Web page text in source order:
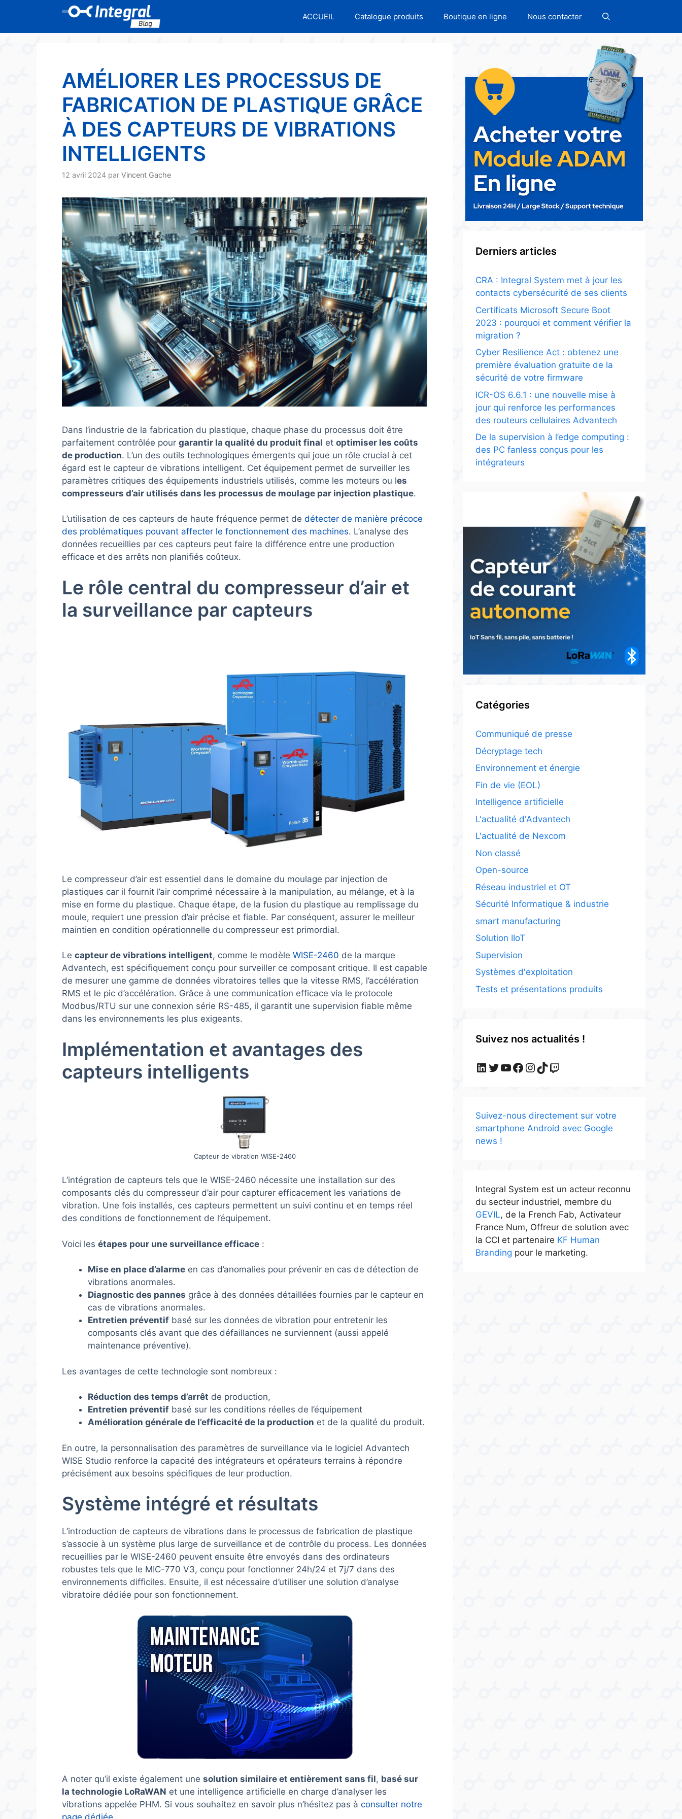
contenu
ACCUEIL Catalogue produits Boutique en ligne Nous contacter
AMÉLIORER LES PROCESSUS DE
FABRICATION DE PLASTIQUE GRÂCE
À DES CAPTEURS DE VIBRATIONS
INTELLIGENTS
12 avril 2024 par Vincent Gache
Dans l’industrie de la fabrication du plastique, chaque phase du processus doit être
parfaitement contrôlée pour garantir la qualité du produit final et optimiser les coûts
de production. L’un des outils technologiques émergents qui joue un rôle crucial à cet
égard est le capteur de vibrations intelligent. Cet équipement permet de surveiller les
paramètres critiques des équipements industriels utilisés, comme les moteurs ou les
compresseurs d’air utilisés dans les processus de moulage par injection plastique.
L’utilisation de ces capteurs de haute fréquence permet de détecter de manière précoce
des problématiques pouvant affecter le fonctionnement des machines. L’analyse des
données recueillies par ces capteurs peut faire la différence entre une production
efficace et des arrêts non planifiés coûteux.
Le rôle central du compresseur d’air et
la surveillance par capteurs
Le compresseur d’air est essentiel dans le domaine du moulage par injection de
plastiques car il fournit l’air comprimé nécessaire à la manipulation, au mélange, et à la
mise en forme du plastique. Chaque étape, de la fusion du plastique au remplissage du
moule, requiert une pression d’air précise et fiable. Par conséquent, assurer le meilleur
maintien en condition opérationnelle du compresseur est primordial.
Le capteur de vibrations intelligent, comme le modèle WISE-2460 de la marque
Advantech, est spécifiquement conçu pour surveiller ce composant critique. Il est capable
de mesurer une gamme de données vibratoires telles que la vitesse RMS, l’accélération
RMS et le pic d’accélération. Grâce à une communication efficace via le protocole
Modbus/RTU sur une connexion série RS-485, il garantit une supervision fiable même
dans les environnements les plus exigeants.
Implémentation et avantages des
capteurs intelligents
Capteur de vibration WISE-2460
L’intégration de capteurs tels que le WISE-2460 nécessite une installation sur des
composants clés du compresseur d’air pour capturer efficacement les variations de
vibration. Une fois installés, ces capteurs permettent un suivi continu et en temps réel
des conditions de fonctionnement de l’équipement.
Voici les étapes pour une surveillance efficace :
Mise en place d’alarme en cas d’anomalies pour prévenir en cas de détection de
vibrations anormales.
Diagnostic des pannes grâce à des données détaillées fournies par le capteur en
cas de vibrations anormales.
Entretien préventif basé sur les données de vibration pour entretenir les
composants clés avant que des défaillances ne surviennent (aussi appelé
maintenance préventive).
Les avantages de cette technologie sont nombreux :
Réduction des temps d’arrêt de production,
Entretien préventif basé sur les conditions réelles de l’équipement
Amélioration générale de l’efficacité de la production et de la qualité du produit.
En outre, la personnalisation des paramètres de surveillance via le logiciel Advantech
WISE Studio renforce la capacité des intégrateurs et opérateurs terrains à répondre
précisément aux besoins spécifiques de leur production.
Système intégré et résultats
L’introduction de capteurs de vibrations dans le processus de fabrication de plastique
s’associe à un système plus large de surveillance et de contrôle du process. Les données
recueillies par le WISE-2460 peuvent ensuite être envoyés dans des ordinateurs
robustes tels que le MIC-770 V3, conçu pour fonctionner 24h/24 et 7j/7 dans des
environnements difficiles. Ensuite, il est nécessaire d’utiliser une solution d’analyse
vibratoire dédiée pour son fonctionnement.
A noter qu’il existe également une solution similaire et entièrement sans fil, basé sur
la technologie LoRaWAN et une intelligence artificielle en charge d’analyser les
vibrations appelée PHM. Si vous souhaitez en savoir plus n’hésitez pas à consulter notre
Derniers articles
CRA : Integral System met à jour les
contacts cybersécurité de ses clients
Certificats Microsoft Secure Boot
2023 : pourquoi et comment vérifier la
migration ?
Cyber Resilience Act : obtenez une
première évaluation gratuite de la
sécurité de votre firmware
ICR-OS 6.6.1 : une nouvelle mise à
jour qui renforce les performances
des routeurs cellulaires Advantech
De la supervision à l’edge computing :
des PC fanless conçus pour les
intégrateurs
Catégories
Communiqué de presse
Décryptage tech
Environnement et énergie
Fin de vie (EOL)
Intelligence artificielle
L'actualité d'Advantech
L'actualité de Nexcom
Non classé
Open-source
Réseau industriel et OT
Sécurité Informatique & industrie
smart manufacturing
Solution IIoT
Supervision
Systèmes d'exploitation
Tests et présentations produits
Suivez nos actualités !
LinkedIn
Twitter
YouTube
Facebook
Instagram
TikTok
Twitch
Suivez-nous directement sur votre
smartphone Android avec Google
news !
Integral System est un acteur reconnu
du secteur industriel, membre du
GEVIL, de la French Fab, Activateur
France Num, Offreur de solution avec
la CCI et partenaire KF Human
Branding pour le marketing.